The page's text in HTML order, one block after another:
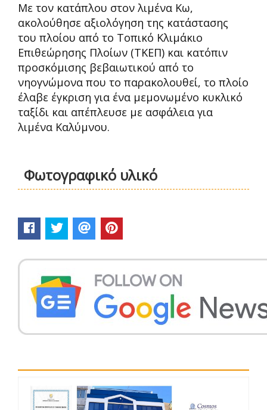
Με τον κατάπλου στον λιμένα Κω,
ακολούθησε αξιολόγηση της κατάστασης
του πλοίου από το Τοπικό Κλιμάκιο
Επιθεώρησης Πλοίων (ΤΚΕΠ) και κατόπιν
προσκόμισης βεβαιωτικού από το
νηογνώμονα που το παρακολουθεί, το πλοίο
έλαβε έγκριση για ένα μεμονωμένο κυκλικό
ταξίδι και απέπλευσε με ασφάλεια για
λιμένα Καλύμνου.
Φωτογραφικό υλικό